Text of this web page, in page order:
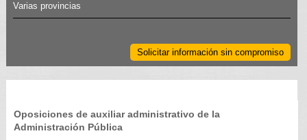
Varias provincias
Solicitar información sin compromiso
Oposiciones de auxiliar administrativo de la
Administración Pública